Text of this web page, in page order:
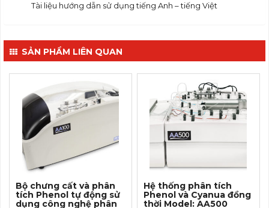
Tài liệu hướng dẫn sử dụng tiếng Anh – tiếng Việt
SẢN PHẨM LIÊN QUAN
Bộ chưng cất và phân
tích Phenol tự động sử
dụng công nghệ phân
Hệ thống phân tích
Phenol và Cyanua đồng
thời Model: AA500